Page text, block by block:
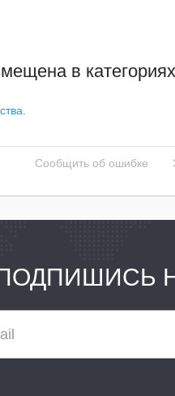
в категориях
Сообщить об ошибке